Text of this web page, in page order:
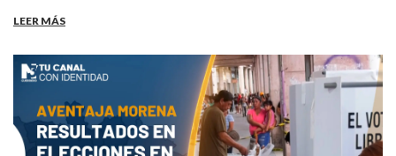
LEER MÁS